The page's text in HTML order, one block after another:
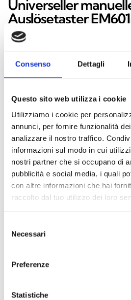
Consenso Dettagli
Questo sito web utilizza i cookie
Utilizziamo i cookie per
annunci, per fornire funzionalità
analizzare il nostro traffico.
informazioni sul modo in cui
nostri partner che si occupano di
pubblicità e social media, i quali
con altre informazioni che hai
raccolto dal tuo utilizzo dei loro
delNecessari
Preferenze
Statistiche
Universeller
AuslösetasterEM601
Das Modul EM601 (Input
für die Verarbeitung
Brandmeldeanlagen
schnelle Übermittlung von
gewährleistet so eine
Interaktion mit der
sich ideal für Anwendungen
Zweckbau und bietet hohe
einfache Bedienung sowie
Integration in das System.
Benutzer im Bedarfsfall
reagieren.
INTEGRATION